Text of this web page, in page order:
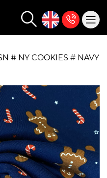
# NY COOKIES # NAVY